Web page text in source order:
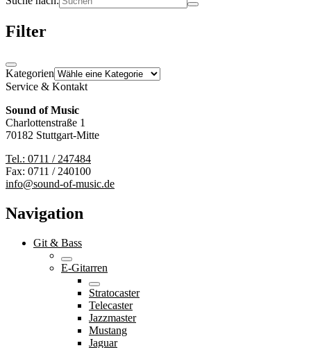
Filter
Kategorien
Service & Kontakt
Sound of Music
Charlottenstraße 1
70182 Stuttgart-Mitte
Tel.: 0711 / 247484
Fax: 0711 / 240100
info@sound-of-music.de
Navigation
Git & Bass
E-Gitarren
Stratocaster
Telecaster
Jazzmaster
Mustang
Jaguar